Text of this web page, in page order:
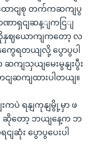
ောငျစု တက်ကဆကျပွ
ဏာရှငျဆန့ျကငြျ
ကိုနှဈယောကျကတော့ လ
ကွေရတယျလို့ ပွောပွပါ
ျသှယျမေးမွနျးပွီး
ျဆကျထားပါတယျ။
ပဲ ရနျကုနျမွို့မှာ ဖ
ဆိုတော့ ဘယျနေ့က ဘ
ဆုံး ပွောပွပေးပါ